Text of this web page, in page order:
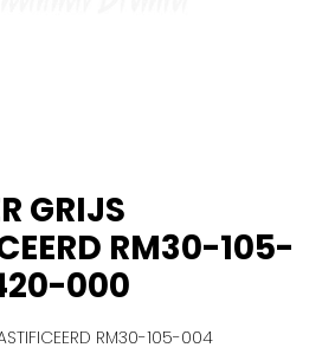
GRIJS
RM30-105-
000
RM30-105-004